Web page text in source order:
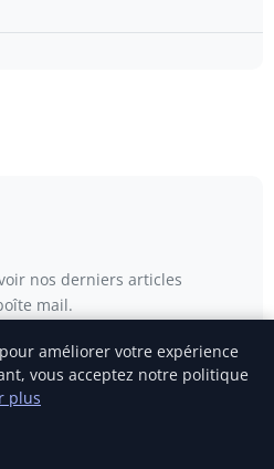
nos derniers articles
mail.
améliorer votre expérience
vous acceptez notre politique
plus